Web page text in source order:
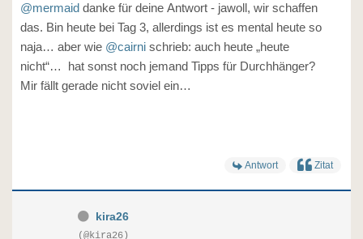
@mermaid danke für deine Antwort - jawoll, wir schaffen
das. Bin heute bei Tag 3, allerdings ist es mental heute so
naja… aber wie @cairni schrieb: auch heute „heute
nicht“… hat sonst noch jemand Tipps für Durchhänger?
Mir fällt gerade nicht soviel ein…
Antwort Zitat
kira26
(@kira26)